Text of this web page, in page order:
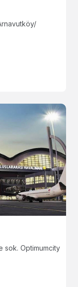
sok. Optimumcity